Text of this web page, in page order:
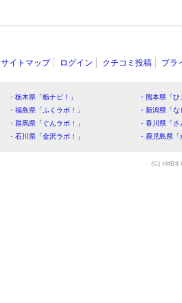
サイトマップ ログイン クチコミ投稿 プラ
・栃木県「栃ナビ！」
・熊本県「
・福島県「ふくラボ！」
・新潟県「
・群馬県「ぐんラボ！」
・香川県「
・石川県「金沢ラボ！」
・鹿児島県
(C) HitBit